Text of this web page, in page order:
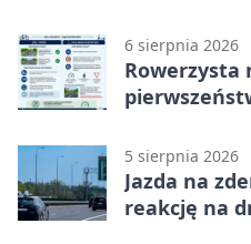
6 sierpnia 2026
Rowerzysta
5 sierpnia 2026
Jazda na
reakcję na